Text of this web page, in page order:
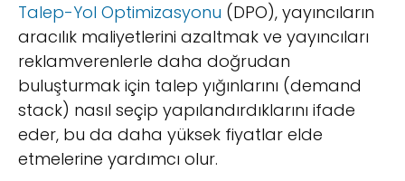
Talep-Yol Optimizasyonu (DPO), yayıncıların
aracılık maliyetlerini azaltmak ve yayıncıları
reklamverenlerle daha doğrudan
buluşturmak için talep yığınlarını (demand
stack) nasıl seçip yapılandırdıklarını ifade
eder, bu da daha yüksek fiyatlar elde
etmelerine yardımcı olur.